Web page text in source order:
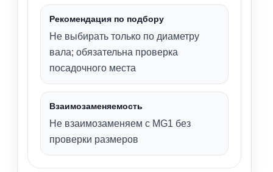
Рекомендация по подбору
Не выбирать только по диаметру
вала; обязательна проверка
посадочного места
Взаимозаменяемость
Не взаимозаменяем с MG1 без
проверки размеров